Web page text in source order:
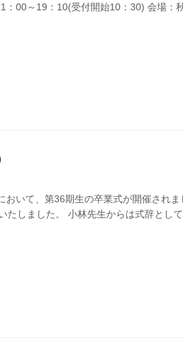
：00～19：10(受付開始10：30) 会場
いて、第36期生の卒業式が開催され
たしました。 小林先生からは式辞とし